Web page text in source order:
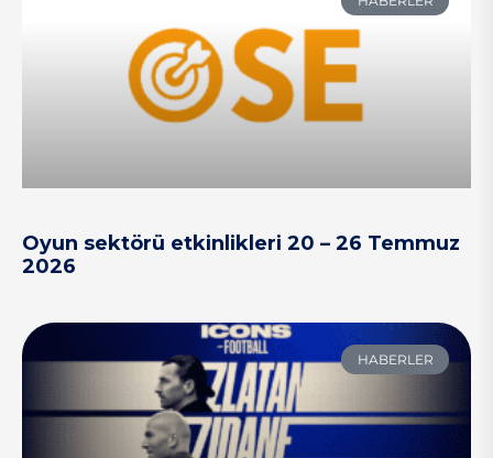
Oyun sektörü etkinlikleri 20 – 26 Temmuz
2026
HABERLER